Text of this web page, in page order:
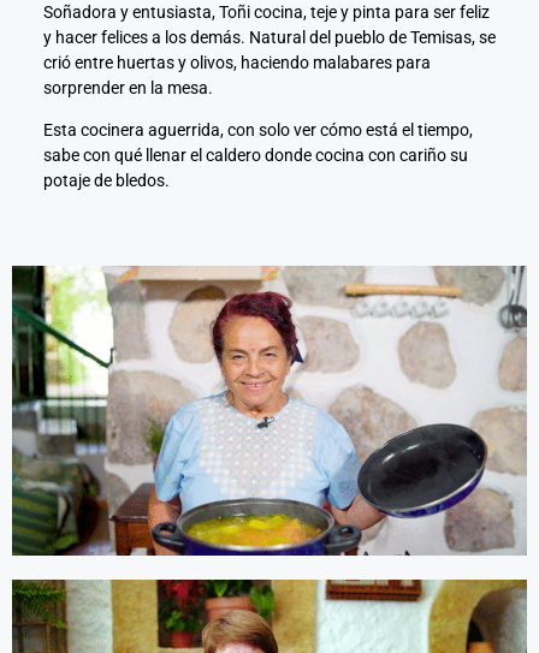
Soñadora y entusiasta, Toñi cocina, teje y pinta para ser feliz
y hacer felices a los demás. Natural del pueblo de Temisas, se
crió entre huertas y olivos, haciendo malabares para
sorprender en la mesa.
Esta cocinera aguerrida, con solo ver cómo está el tiempo,
sabe con qué llenar el caldero donde cocina con cariño su
potaje de bledos.